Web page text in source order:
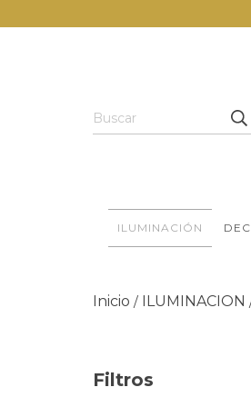
ILUMINACIÓN
Inicio / ILUMINACION
Filtros